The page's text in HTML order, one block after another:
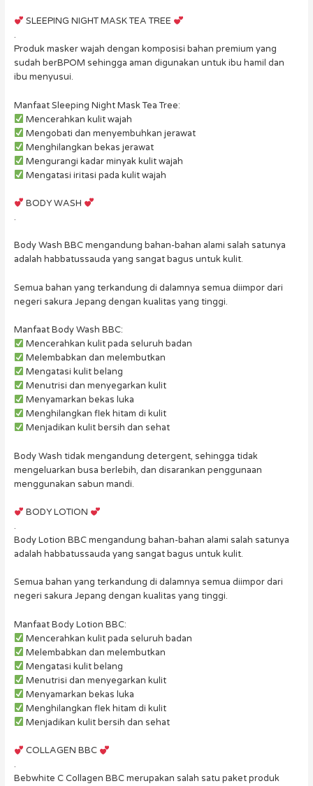
SLEEPING NIGHT MASK TEA TREE
.
Produk masker wajah dengan komposisi bahan premium yang
sudah berBPOM sehingga aman digunakan untuk ibu hamil dan
ibu menyusui.
Manfaat Sleeping Night Mask Tea Tree:
Mencerahkan kulit wajah
Mengobati dan menyembuhkan jerawat
Menghilangkan bekas jerawat
Mengurangi kadar minyak kulit wajah
Mengatasi iritasi pada kulit wajah
BODY WASH
.
Body Wash BBC mengandung bahan-bahan alami salah satunya
adalah habbatussauda yang sangat bagus untuk kulit.
Semua bahan yang terkandung di dalamnya semua diimpor dari
negeri sakura Jepang dengan kualitas yang tinggi.
Manfaat Body Wash BBC:
Mencerahkan kulit pada seluruh badan
Melembabkan dan melembutkan
Mengatasi kulit belang
Menutrisi dan menyegarkan kulit
Menyamarkan bekas luka
Menghilangkan flek hitam di kulit
Menjadikan kulit bersih dan sehat
Body Wash tidak mengandung detergent, sehingga tidak
mengeluarkan busa berlebih, dan disarankan penggunaan
menggunakan sabun mandi.
BODY LOTION
.
Body Lotion BBC mengandung bahan-bahan alami salah satunya
adalah habbatussauda yang sangat bagus untuk kulit.
Semua bahan yang terkandung di dalamnya semua diimpor dari
negeri sakura Jepang dengan kualitas yang tinggi.
Manfaat Body Lotion BBC:
Mencerahkan kulit pada seluruh badan
Melembabkan dan melembutkan
Mengatasi kulit belang
Menutrisi dan menyegarkan kulit
Menyamarkan bekas luka
Menghilangkan flek hitam di kulit
Menjadikan kulit bersih dan sehat
COLLAGEN BBC
.
Bebwhite C Collagen BBC merupakan salah satu paket produk